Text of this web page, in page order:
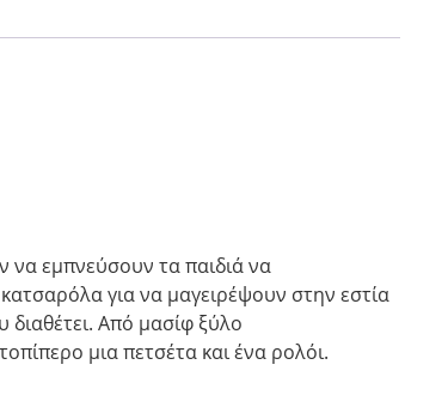
να εμπνεύσουν τα παιδιά να
για να μαγειρέψουν στην εστία
διαθέτει. Από μασίφ ξύλο
μια πετσέτα και ένα ρολόι.